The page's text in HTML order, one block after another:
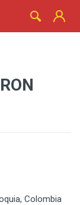
Colombia